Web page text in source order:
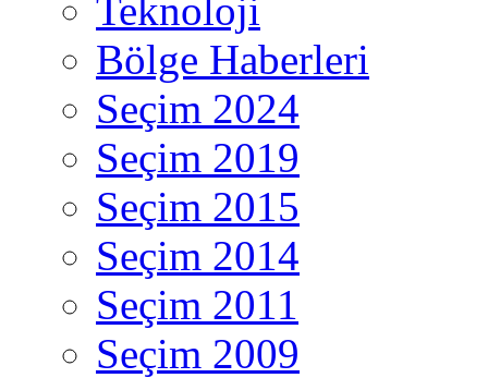
Teknoloji
Bölge Haberleri
Seçim 2024
Seçim 2019
Seçim 2015
Seçim 2014
Seçim 2011
Seçim 2009